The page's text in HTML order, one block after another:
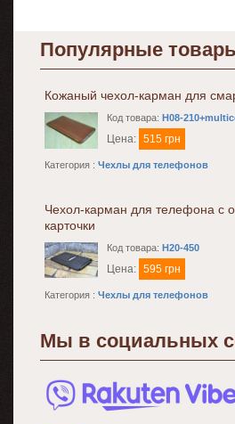
Популярные
Кожаный чехол-карман для
Код товара: H08-
Цена: 515 грн
Категория : Чехлы для телефонов
Чехол-карман для телефона с
карточки
Код товара: H20-450
Цена: 595 грн
Категория : Чехлы для телефонов
Мы в социальных